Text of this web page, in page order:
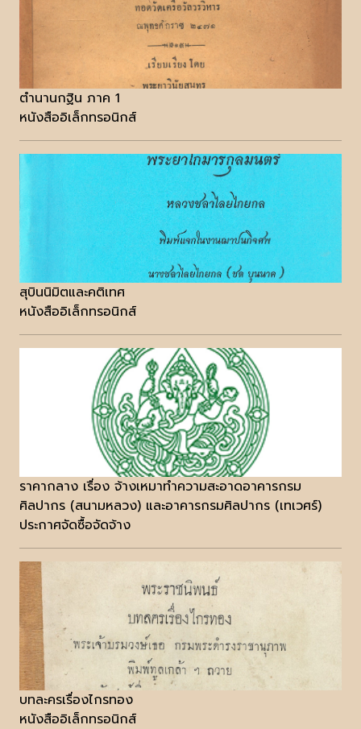
ตำนานกฐิน ภาค 1
หนังสืออิเล็กทรอนิกส์
สุบินนิมิตและคติเทศ
หนังสืออิเล็กทรอนิกส์
ราคากลาง เรื่อง จ้างเหมาทำความสะอาดอาคารกรม
ศิลปากร (สนามหลวง) และอาคารกรมศิลปากร (เทเวศร์)
ประกาศจัดซื้อจัดจ้าง
บทละครเรื่องไกรทอง
หนังสืออิเล็กทรอนิกส์